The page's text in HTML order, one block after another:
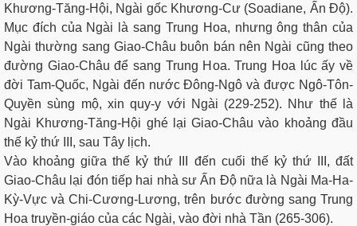
Khương-Tăng-Hội, Ngài gốc Khương-Cư (Soadiane, Ấn Ðộ).
Mục đích của Ngài là sang Trung Hoa, nhưng ông thân của
Ngài thường sang Giao-Châu buôn bán nên Ngài cũng theo
đường Giao-Châu để sang Trung Hoa. Trung Hoa lúc ấy về
đời Tam-Quốc, Ngài đến nước Ðông-Ngô và được Ngô-Tôn-
Quyền sùng mộ, xin quy-y với Ngài (229-252). Như thế là
Ngài Khương-Tăng-Hội ghé lại Giao-Châu vào khoảng đầu
thế kỷ thứ III, sau Tây lịch.
Vào khoảng giữa thế kỷ thứ III đến cuối thế kỷ thứ III, đất
Giao-Châu lại đón tiếp hai nhà sư Ấn Ðộ nữa là Ngài Ma-Ha-
Kỳ-Vực và Chi-Cương-Lương, trên bước đường sang Trung
Hoa truyền-giáo của các Ngài, vào đời nhà Tần (265-306).